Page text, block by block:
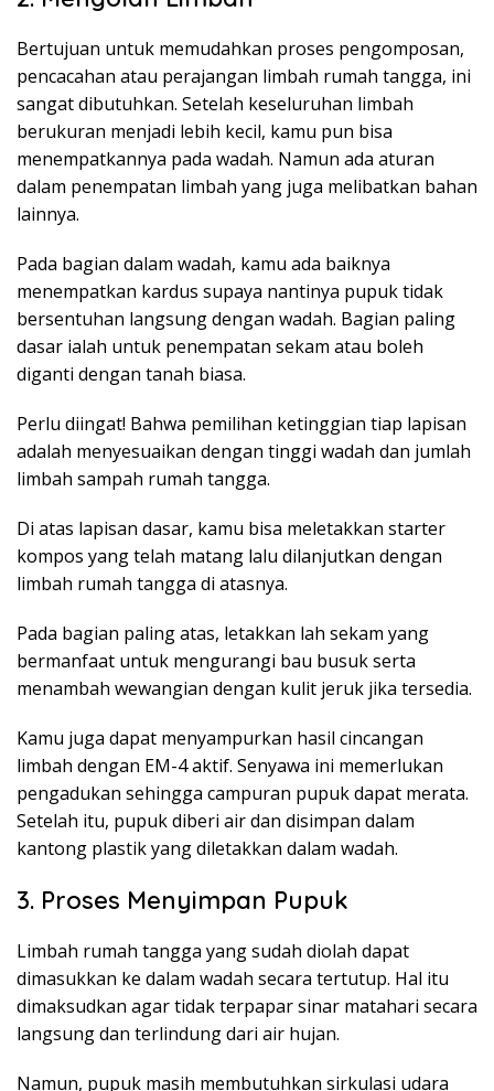
Bertujuan untuk memudahkan proses pengomposan,
pencacahan atau perajangan limbah rumah tangga, ini
sangat dibutuhkan. Setelah keseluruhan limbah
berukuran menjadi lebih kecil, kamu pun bisa
menempatkannya pada wadah. Namun ada aturan
dalam penempatan limbah yang juga melibatkan bahan
lainnya.
Pada bagian dalam wadah, kamu ada baiknya
menempatkan kardus supaya nantinya pupuk tidak
bersentuhan langsung dengan wadah. Bagian paling
dasar ialah untuk penempatan sekam atau boleh
diganti dengan tanah biasa.
Perlu diingat! Bahwa pemilihan ketinggian tiap lapisan
adalah menyesuaikan dengan tinggi wadah dan jumlah
limbah sampah rumah tangga.
Di atas lapisan dasar, kamu bisa meletakkan starter
kompos yang telah matang lalu dilanjutkan dengan
limbah rumah tangga di atasnya.
Pada bagian paling atas, letakkan lah sekam yang
bermanfaat untuk mengurangi bau busuk serta
menambah wewangian dengan kulit jeruk jika tersedia.
Kamu juga dapat menyampurkan hasil cincangan
limbah dengan EM-4 aktif. Senyawa ini memerlukan
pengadukan sehingga campuran pupuk dapat merata.
Setelah itu, pupuk diberi air dan disimpan dalam
kantong plastik yang diletakkan dalam wadah.
3. Proses Menyimpan Pupuk
Limbah rumah tangga yang sudah diolah dapat
dimasukkan ke dalam wadah secara tertutup. Hal itu
dimaksudkan agar tidak terpapar sinar matahari secara
langsung dan terlindung dari air hujan.
Namun, pupuk masih membutuhkan sirkulasi udara